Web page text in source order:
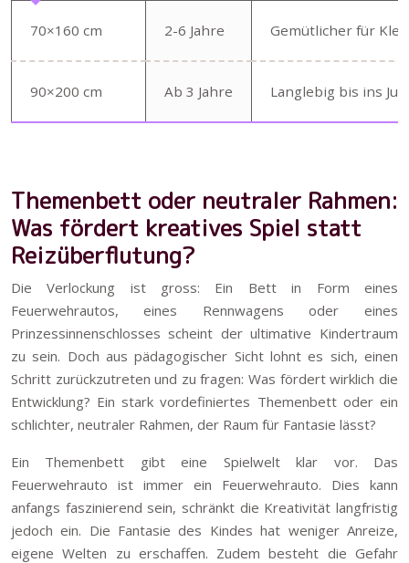
70×160 cm 2-6 Jahre Gemütlicher für
90×200 cm Ab 3 Jahre Langlebig bis ins
Themenbett oder neutraler Rahmen:
Was fördert kreatives Spiel statt
Reizüberflutung?
Die Verlockung ist gross: Ein Bett in Form eines
Feuerwehrautos, eines Rennwagens oder eines
Prinzessinnenschlosses scheint der ultimative Kindertraum
zu sein. Doch aus pädagogischer Sicht lohnt es sich, einen
Schritt zurückzutreten und zu fragen: Was fördert wirklich die
Entwicklung? Ein stark vordefiniertes Themenbett oder ein
schlichter, neutraler Rahmen, der Raum für Fantasie lässt?
Ein Themenbett gibt eine Spielwelt klar vor. Das
Feuerwehrauto ist immer ein Feuerwehrauto. Dies kann
anfangs faszinierend sein, schränkt die Kreativität langfristig
jedoch ein. Die Fantasie des Kindes hat weniger Anreize,
eigene Welten zu erschaffen. Zudem besteht die Gefahr